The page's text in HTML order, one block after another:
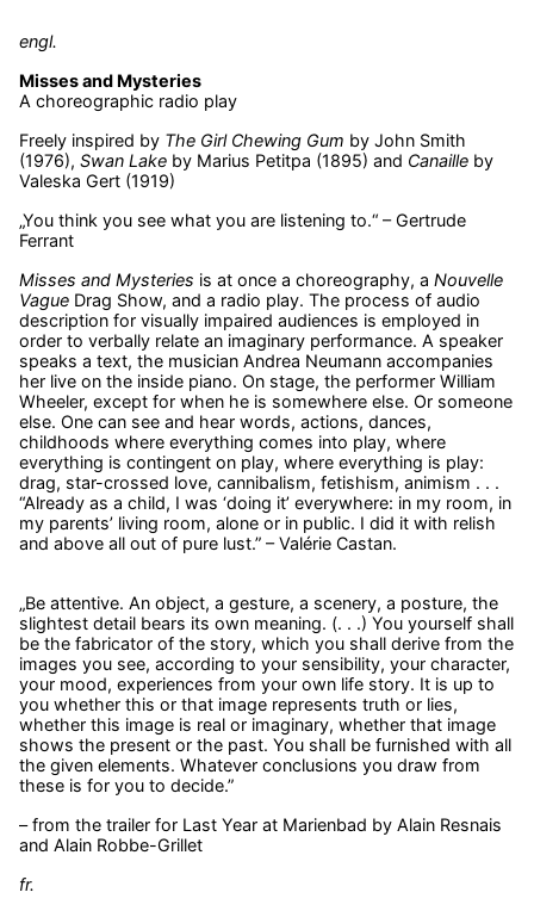
engl.
Misses and Mysteries
A choreographic radio play
Freely inspired by The Girl Chewing Gum by John Smith
(1976), Swan Lake by Marius Petitpa (1895) and Canaille by
Valeska Gert (1919)
„You think you see what you are listening to.“ – Gertrude
Ferrant
Misses and Mysteries is at once a choreography, a Nouvelle
Vague Drag Show, and a radio play. The process of audio
description for visually impaired audiences is employed in
order to verbally relate an imaginary performance. A speaker
speaks a text, the musician Andrea Neumann accompanies
her live on the inside piano. On stage, the performer William
Wheeler, except for when he is somewhere else. Or someone
else. One can see and hear words, actions, dances,
childhoods where everything comes into play, where
everything is contingent on play, where everything is play:
drag, star-crossed love, cannibalism, fetishism, animism . . .
“Already as a child, I was ‘doing it’ everywhere: in my room, in
my parents’ living room, alone or in public. I did it with relish
and above all out of pure lust.” – Valérie Castan.
„Be attentive. An object, a gesture, a scenery, a posture, the
slightest detail bears its own meaning. (. . .) You yourself shall
be the fabricator of the story, which you shall derive from the
images you see, according to your sensibility, your character,
your mood, experiences from your own life story. It is up to
you whether this or that image represents truth or lies,
whether this image is real or imaginary, whether that image
shows the present or the past. You shall be furnished with all
the given elements. Whatever conclusions you draw from
these is for you to decide.”
– from the trailer for Last Year at Marienbad by Alain Resnais
and Alain Robbe-Grillet
fr.